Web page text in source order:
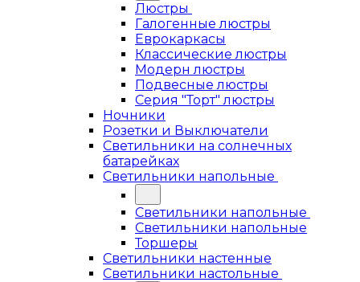
Люстры
Галогенные люстры
Еврокаркасы
Классические люстры
Модерн люстры
Подвесные люстры
Серия "Торт" люстры
Ночники
Розетки и Выключатели
Светильники на солнечных
батарейках
Светильники напольные
Светильники напольные
Светильники напольные
Торшеры
Светильники настенные
Светильники настольные